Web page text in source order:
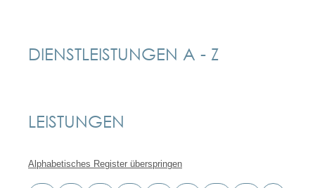
DIENSTLEISTUNGEN A - Z
LEISTUNGEN
Alphabetisches Register überspringen